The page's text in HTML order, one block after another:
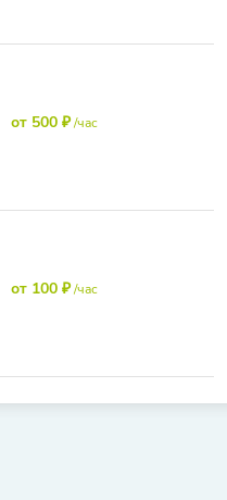
от 500 ₽/час
от 100 ₽/час